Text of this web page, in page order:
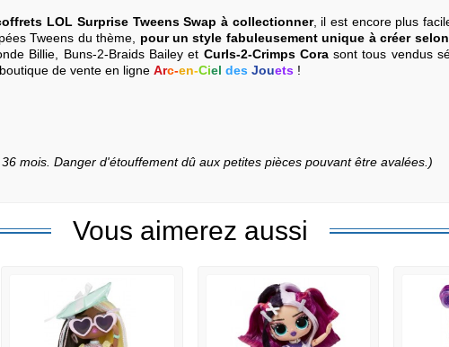
LOL Surprise Tweens Swap à collectionner, il est encore plus
Tweens du thème, pour un style fabuleusement unique à créer
Billie, Buns-2-Braids Bailey et Curls-2-Crimps Corasont tous vendus
de vente en ligne Arc-en-Ciel des Jouets !
mois. Danger d'étouffement dû aux petites pièces pouvant être avalées.)
Vous aimerez aussi